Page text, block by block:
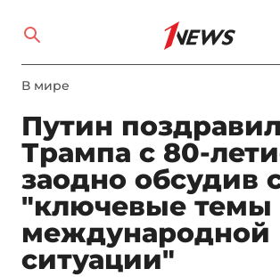
В мире
Путин поздравил
Трампа с 80-
заодно обсудив
"ключевые темы
международной
ситуации"